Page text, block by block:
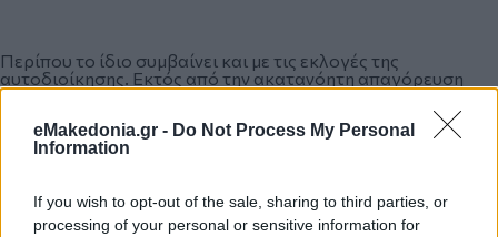
eMakedonia.gr - Do Not Process My Personal
Information
If you wish to opt-out of the sale, sharing to third parties, or
processing of your personal or sensitive information for
Περίπου το ίδιο συμβαίνει και με τις εκλογές της
αυτοδιοίκησης. Εκτός από την ακατανόητη απαγόρευση
που ισχύει σε ελάχιστες χώρες στον κόσμο να μην
επιτρέπεται τα κόμματα να έχουν συνδυασμούς στις τοπικές
εκλογές, τα κόμματα κρύβονται πίσω από πετυχημένους
υποψηφίους που θεωρούν δικούς τους αν εκλεγούν ή
των κομμάτων, να προτείνουν τα κόμματα υποψηφίους και
να μειώσουμε το γεωγραφικό εύρος, εκλέγοντας τοπικά.